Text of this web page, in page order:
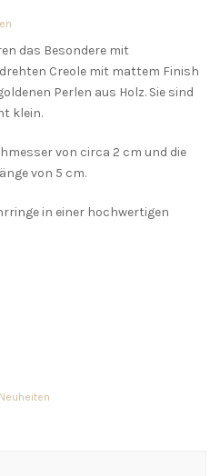
das Besondere mit
Creole mit mattem Finish
Perlen aus Holz. Sie sind
klein.
von circa 2 cm und die
von 5 cm.
in einer hochwertigen
Neuheiten